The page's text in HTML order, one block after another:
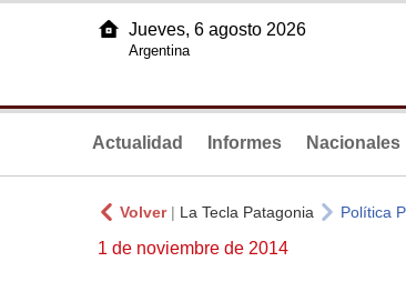
Jueves, 6 agosto 2026
Argentina
Actualidad Informes Nacionales
Volver| La Tecla Patagonia Política
1 de noviembre de 2014